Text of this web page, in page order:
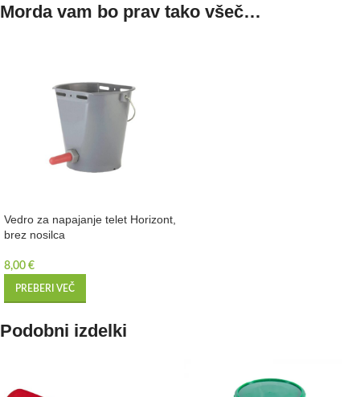
Morda vam bo prav tako všeč…
Vedro za napajanje telet Horizont,
brez nosilca
8,00 €
PREBERI VEČ
Podobni izdelki